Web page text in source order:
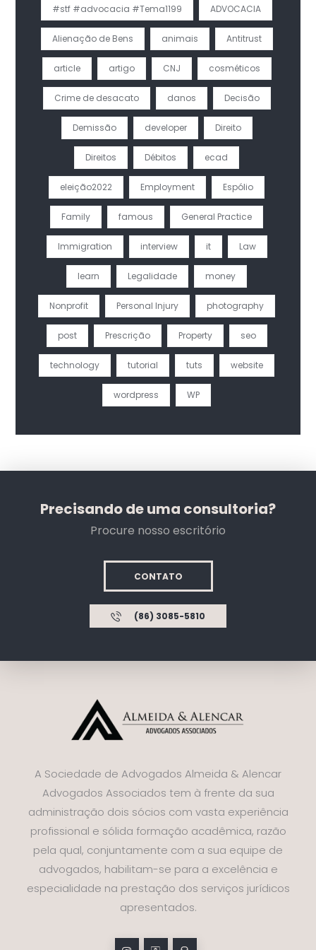
#stf #advocacia #Tema1199 ADVOCACIA
Alienação de Bens animais Antitrust
article artigo CNJ cosméticos
Crime de desacato danos Decisão
Demissão developer Direito
Direitos Débitos ecad
eleição2022 Employment Espólio
Family famous General Practice
Immigration interview it Law
learn Legalidade money
Nonprofit Personal Injury photography
post Prescrição Property seo
technology tutorial tuts website
wordpress WP
Precisando de uma consultoria?
Procure nosso escritório
CONTATO
(86) 3085-5810
A Sociedade de Advogados Almeida & Alencar
Advogados Associados tem à frente da sua
administração dois sócios com vasta experiência
profissional e sólida formação acadêmica, razão
pela qual, conjuntamente com a sua equipe de
advogados, habilitam-se para a excelência e
especialidade na prestação dos serviços jurídicos
apresentados.